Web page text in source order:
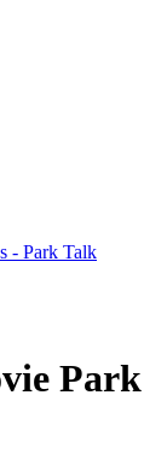
- Park Talk
Park